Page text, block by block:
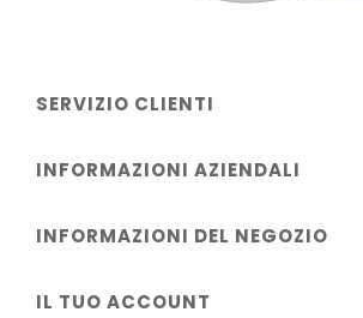
SERVIZIO CLIENTI
INFORMAZIONI AZIENDALI
INFORMAZIONI DEL NEGOZIO
IL TUO ACCOUNT